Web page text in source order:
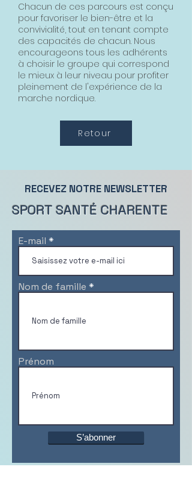
Chacun de ces parcours est conçu
pour favoriser le bien-être et la
convivialité, tout en tenant compte
des capacités de chacun. Nous
encourageons tous les adhérents
à choisir le groupe qui correspond
le mieux à leur niveau pour profiter
pleinement de l'expérience de la
marche nordique.
Retour
RECEVEZ NOTRE NEWSLETTER
SPORT SANTÉ CHARENTE
E-mail
Nom de famille
Prénom
S’abonner